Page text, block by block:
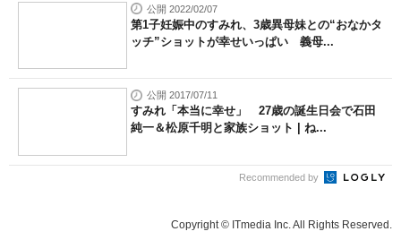
公開 2022/02/07
第1子妊娠中のすみれ、3歳異母妹との“おなかタ
ッチ”ショットが幸せいっぱい 義母...
公開 2017/07/11
すみれ「本当に幸せ」 27歳の誕生日会で石田
純一＆松原千明と家族ショット | ね...
Recommended by
Copyright © ITmedia Inc. All Rights Reserved.